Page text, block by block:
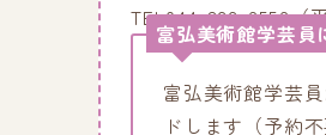
TEL044-833-2552（
富弘美術館学芸員
富弘美術館学芸
ドします（予約不